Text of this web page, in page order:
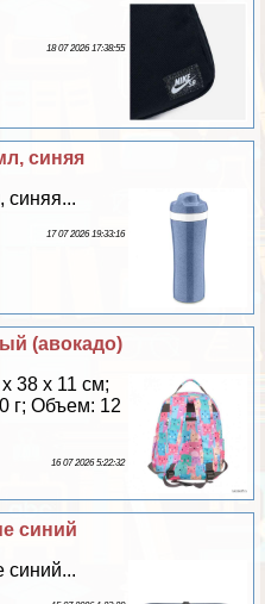
18 07 2026 17:38:55
синяя
синяя...
17 07 2026 19:33:16
(авокадо)
38 х 11 см;
г; Объем: 12
16 07 2026 5:22:32
синий
синий...